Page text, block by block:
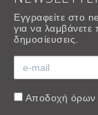
Εγγραφείτε στο
για να λαμβάνετε
δημοσίευσεις.
Αποδοχή όρων